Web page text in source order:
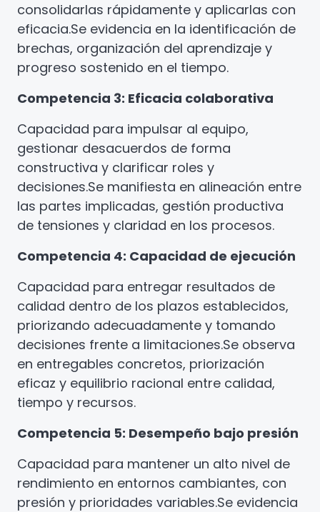
consolidarlas rápidamente y aplicarlas con
eficacia.Se evidencia en la identificación de
brechas, organización del aprendizaje y
progreso sostenido en el tiempo.
Competencia 3: Eficacia colaborativa
Capacidad para impulsar al equipo,
gestionar desacuerdos de forma
constructiva y clarificar roles y
decisiones.Se manifiesta en alineación entre
las partes implicadas, gestión productiva
de tensiones y claridad en los procesos.
Competencia 4: Capacidad de ejecución
Capacidad para entregar resultados de
calidad dentro de los plazos establecidos,
priorizando adecuadamente y tomando
decisiones frente a limitaciones.Se observa
en entregables concretos, priorización
eficaz y equilibrio racional entre calidad,
tiempo y recursos.
Competencia 5: Desempeño bajo presión
Capacidad para mantener un alto nivel de
rendimiento en entornos cambiantes, con
presión y prioridades variables.Se evidencia